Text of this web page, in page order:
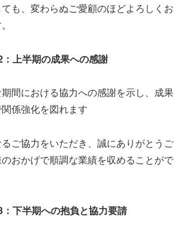
も、変わらぬご愛顧のほどよろしくお
：上半期の成果への感謝
期間における協力への感謝を示し、成果
係強化を図れます
ご協力をいただき、誠にありがとうご
おかげで順調な業績を収めることがで
：下半期への抱負と協力要請